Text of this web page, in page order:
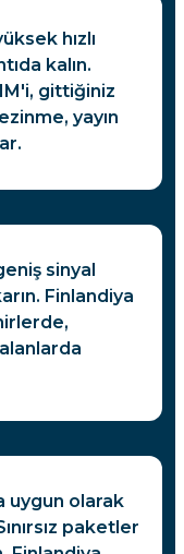
hızlı
kalın.
gittiğiniz
yayın
sinyal
Finlandiya
uygun olarak
paketler